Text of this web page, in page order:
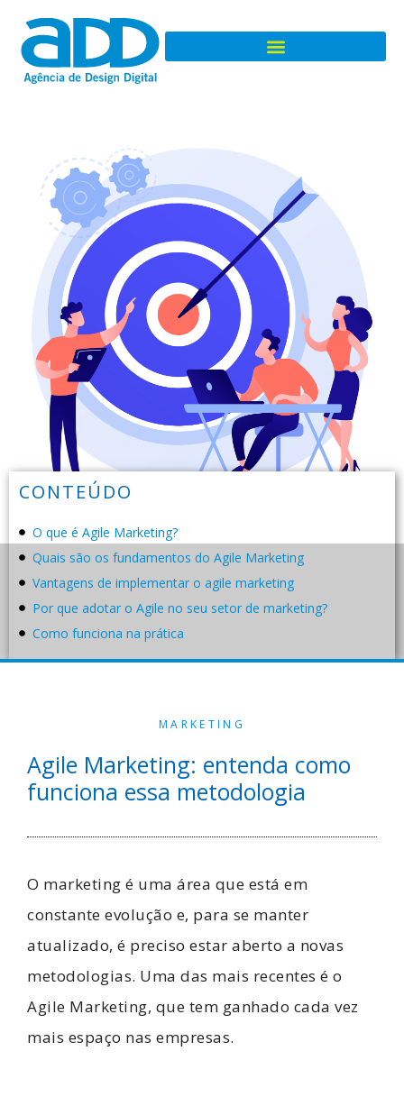
CONTEÚDO
O que é Agile Marketing?
Quais são os fundamentos do Agile Marketing
Vantagens de implementar o agile marketing
Por que adotar o Agile no seu setor de marketing?
Como funciona na prática
MARKETING
Agile Marketing: entenda como
funciona essa metodologia
O marketing é uma área que está em
constante evolução e, para se manter
atualizado, é preciso estar aberto a novas
metodologias. Uma das mais recentes é o
Agile Marketing, que tem ganhado cada vez
mais espaço nas empresas.